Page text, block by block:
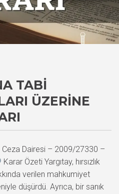
TABI
ÜZERINE
Ceza Dairesi – 2009/27330 –
Karar Özeti Yargıtay, hırsızlık
verilen mahkumiyet
düşürdü. Ayrıca, bir sanık